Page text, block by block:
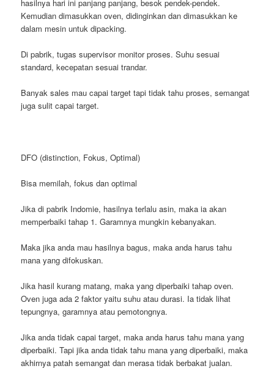
hasilnya hari ini panjang panjang, besok pendek-pendek.
Kemudian dimasukkan oven, didinginkan dan dimasukkan ke
dalam mesin untuk dipacking.
Di pabrik, tugas supervisor monitor proses. Suhu sesuai
standard, kecepatan sesuai trandar.
Banyak sales mau capai target tapi tidak tahu proses, semangat
juga sulit capai target.
DFO (distinction, Fokus, Optimal)
Bisa memilah, fokus dan optimal
Jika di pabrik Indomie, hasilnya terlalu asin, maka ia akan
memperbaiki tahap 1. Garamnya mungkin kebanyakan.
Maka jika anda mau hasilnya bagus, maka anda harus tahu
mana yang difokuskan.
Jika hasil kurang matang, maka yang diperbaiki tahap oven.
Oven juga ada 2 faktor yaitu suhu atau durasi. Ia tidak lihat
tepungnya, garamnya atau pemotongnya.
Jika anda tidak capai target, maka anda harus tahu mana yang
diperbaiki. Tapi jika anda tidak tahu mana yang diperbaiki, maka
akhirnya patah semangat dan merasa tidak berbakat jualan.